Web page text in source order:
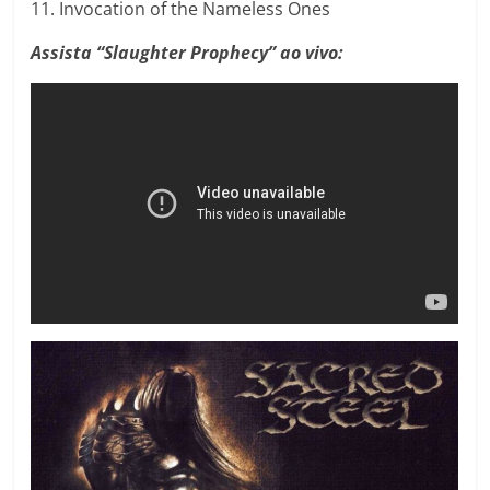
11. Invocation of the Nameless Ones
Assista “Slaughter Prophecy” ao vivo: